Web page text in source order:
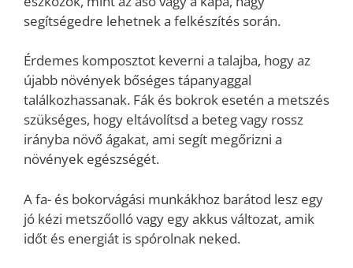
segítségedre lehetnek a felkészítés során.
Érdemes komposztot keverni a talajba, hogy az
újabb növények bőséges tápanyaggal
találkozhassanak. Fák és bokrok esetén a metszés
szükséges, hogy eltávolítsd a beteg vagy rossz
irányba növő ágakat, ami segít megőrizni a
növények egészségét.
A fa- és bokorvágási munkákhoz barátod lesz egy
jó kézi metszőolló vagy egy akkus változat, amik
időt és energiát is spórolnak neked.